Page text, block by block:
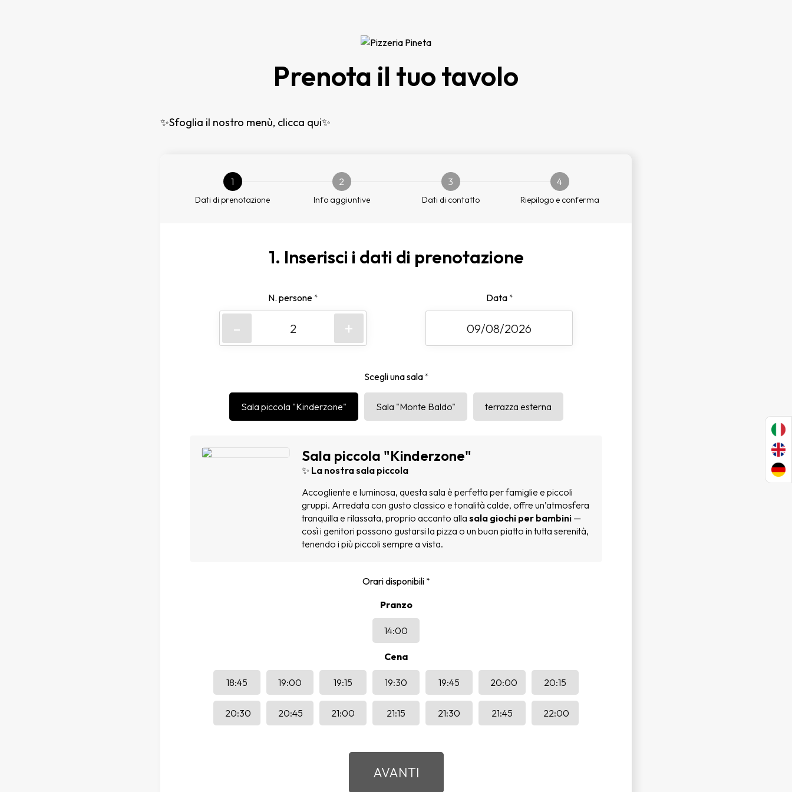
Prenota il tuo tavolo
✨Sfoglia il nostro menù, clicca qui✨
1
Dati di prenotazione
2
Info aggiuntive
3
Dati di contatto
4
Riepilogo e conferma
1. Inserisci i dati di prenotazione
N. persone *
- +
Data *
Scegli una sala *
Sala piccola "Kinderzone" Sala "Monte Baldo" terrazza esterna
Sala piccola "Kinderzone"
✨ La nostra sala piccola
Accogliente e luminosa, questa sala è perfetta per famiglie e piccoli
gruppi. Arredata con gusto classico e tonalità calde, offre un’atmosfera
tranquilla e rilassata, proprio accanto alla sala giochi per bambini —
così i genitori possono gustarsi la pizza o un buon piatto in tutta serenità,
tenendo i più piccoli sempre a vista.
Orari disponibili *
Pranzo
14:00
Cena
18:45 19:00 19:15 19:30 19:45 20:00 20:15
20:30 20:45 21:00 21:15 21:30 21:45 22:00